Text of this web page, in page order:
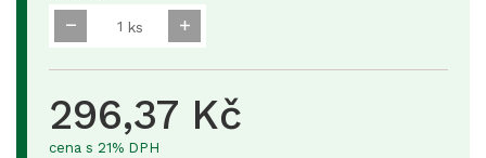
ks
296,37 Kč
cena s 21% DPH